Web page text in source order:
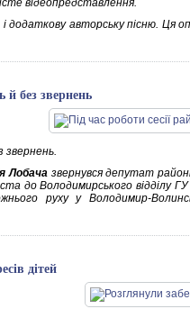
відеопредставлення.
авторську пісню. Ця
й без звернень
звернень.
Лобачазвернувся депутат
до Володимирського відділу ГУ
руху у Володимир-
дітей